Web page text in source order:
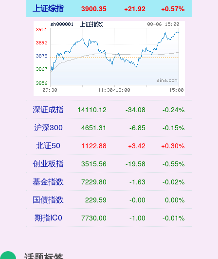
上证综指 3900.35 +21.92 +0.57%
深证成指 14110.12 -34.08 -0.24%
沪深300 4651.31 -6.85 -0.15%
北证50 1122.88 +3.42 +0.30%
创业板指 3515.56 -19.58 -0.55%
基金指数 7229.80 -1.63 -0.02%
国债指数 229.59 -0.00 0.00%
期指IC0 7730.00 -1.00 -0.01%